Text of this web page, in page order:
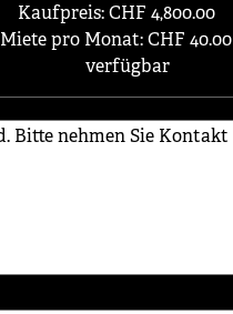
Kaufpreis: CHF 4,800.00
Miete pro Monat: CHF 40.00
verfügbar